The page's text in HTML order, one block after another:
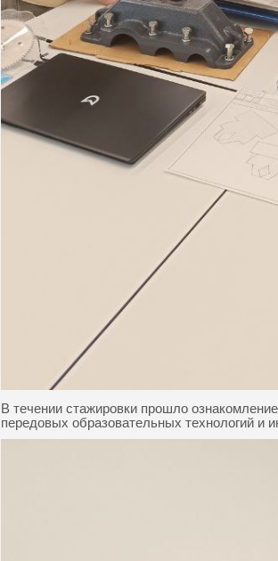
В течении стажировки прошло
передовых образовательных технологий и